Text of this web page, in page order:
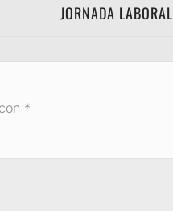
JORNADA LABORAL
*